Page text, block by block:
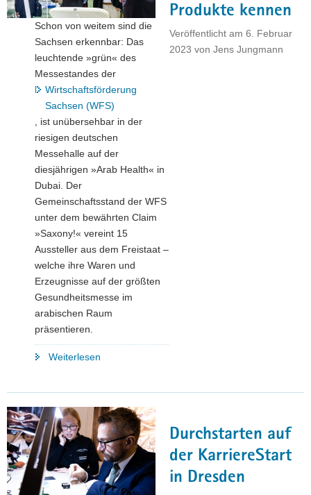
Produkte kennen
Veröffentlicht am 6. Februar
2023 von Jens Jungmann
Schon von weitem sind die
Sachsen erkennbar: Das
leuchtende »grün« des
Messestandes der
Wirtschaftsförderung
Sachsen (WFS)
, ist unübersehbar in der
riesigen deutschen
Messehalle auf der
diesjährigen »Arab Health« in
Dubai. Der
Gemeinschaftsstand der WFS
unter dem bewährten Claim
»Saxony!« vereint 15
Aussteller aus dem Freistaat –
welche ihre Waren und
Erzeugnisse auf der größten
Gesundheitsmesse im
arabischen Raum
präsentieren.
Weiterlesen
lernen
sächsische
Produkte
kennen"
Durchstarten auf
der KarriereStart
in Dresden